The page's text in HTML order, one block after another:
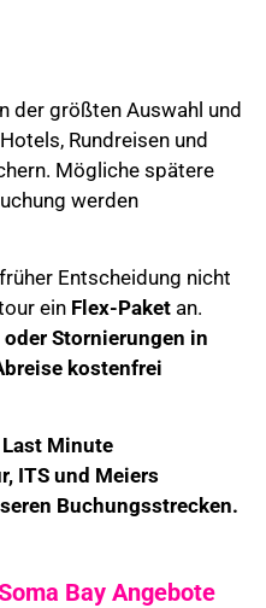
der größten Auswahl und
Rundreisen und
Mögliche spätere
werden
Entscheidung nicht
ein Flex-Paket an.
Stornierungen in
kostenfrei
Minute
ITS und Meiers
Buchungsstrecken.
Bay Angebote